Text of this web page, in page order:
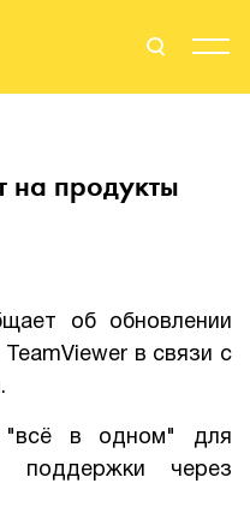
на продукты
об обновлении
в связи с
"всё в одном" для
поддержки через